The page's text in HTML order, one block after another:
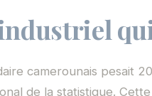
camerounais pesait
de la statistique.